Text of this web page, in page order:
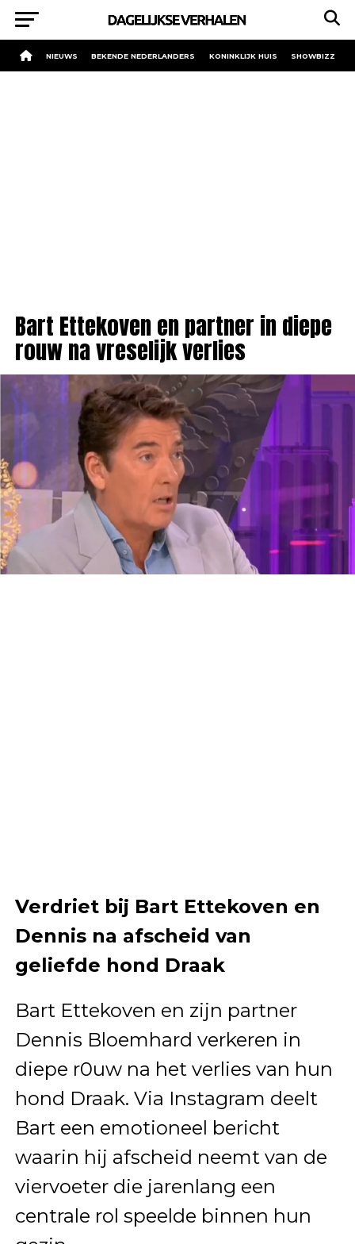
NIEUWS BEKENDE NEDERLANDERS KONINKLIJK HUIS SHOWBIZZ
Bart Ettekoven en partner in diepe
rouw na vreselijk verlies
Verdriet bij Bart Ettekoven en
Dennis na afscheid van
geliefde hond Draak
Bart Ettekoven en zijn partner
Dennis Bloemhard verkeren in
diepe r0uw na het verlies van hun
hond Draak. Via Instagram deelt
Bart een emotioneel bericht
waarin hij afscheid neemt van de
viervoeter die jarenlang een
centrale rol speelde binnen hun